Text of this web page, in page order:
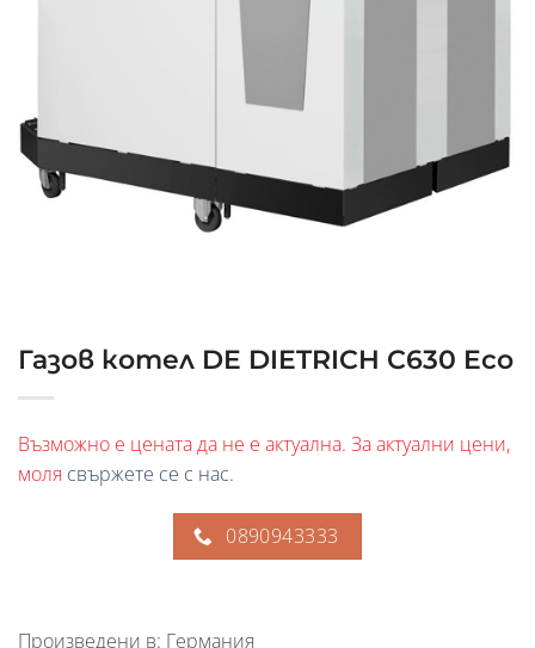
Газов котел DE DIETRICH C630 Eco
Възможно е цената да не е актуална. За актуални цени,
моля свържете се с нас.
0890943333
Произведени в: Германия